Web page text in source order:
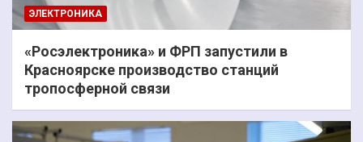
ЭЛЕКТРОНИКА
«Росэлектроника» и ФРП запустили в
Красноярске производство станций
тропосферной связи